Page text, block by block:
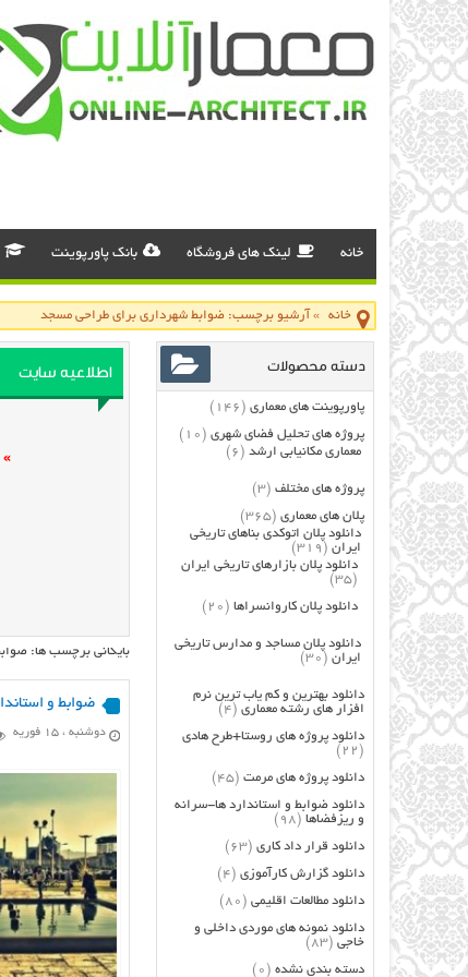
خانه لینک های فروشگاه بانک پاورپوینت
خانه » آرشیو برچسب: ضوابط شهرداری برای طراحی مسجد
اطلاعیه سایت
»
بایگانی برچسب ها:
ضوابط و
دوشنبه ، 15 فوریه
دسته محصولات
پاورپوینت های معماری (146)
پروژه های تحلیل فضای شهری (10)
معماری مکانیابی ارشد (6)
پروژه های مختلف (3)
پلان های معماری (365)
دانلود پلان اتوکدی بناهای تاریخی
ایران (319)
دانلود پلان بازارهای تاریخی ایران
(35)
دانلود پلان کاروانسراها (20)
دانلود پلان مساجد و مدارس تاریخی
ایران (30)
دانلود بهترین و کم یاب ترین نرم
افزار های رشته معماری (4)
دانلود پروژه های روستا+طرح هادی
(22)
دانلود پروژه های مرمت (45)
دانلود ضوابط و استاندارد ها-سرانه
و ریزفضاها (98)
دانلود قرار داد کاری (63)
دانلود گزارش کارآموزی (4)
دانلود مطالعات اقلیمی (80)
دانلود نمونه های موردی داخلی و
خاجی (83)
دسته بندی نشده (0)